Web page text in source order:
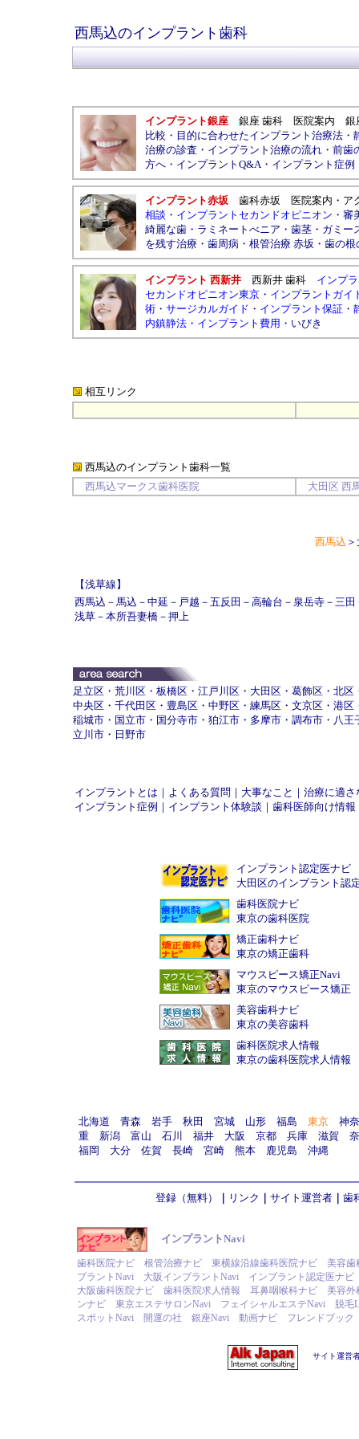
西馬込のインプラント歯科
インプラント銀座 銀座 歯科 医院案内
銀
比較 ・ 目的に合わせたインプラント治療法 ・
治療の診査 ・ インプラント治療の流れ ・ 前歯
方へ ・ インプラントQ&A・ インプラント症例
インプラント赤坂 歯科赤坂 医院案内 ・ ア
相談 ・ インプラントセカンドオピニオン ・ 審
綺麗な歯 ・ ラミネートべニア ・ 歯茎 ・ ガミー
を残す治療 ・ 歯周病 ・ 根管治療 赤坂 ・ 歯の根
インプラント 西新井 西新井 歯科
インプ
セカンドオピニオン東京 ・ インプラントガイ
術 ・ サージカルガイド ・ インプラント保証 ・
内鎮静法 ・ インプラント費用 ・ いびき
相互リンク
西馬込のインプラント歯科一覧
西馬込マークス歯科医院
大田区 西
西馬込 ＞
【浅草線】
西馬込 － 馬込 － 中延 － 戸越 － 五反田 － 高輪台 － 泉岳寺 － 三田
浅草 － 本所吾妻橋 － 押上
足立区・ 荒川区・ 板橋区・ 江戸川区・ 大田区・ 葛飾区・ 北区
中央区・ 千代田区・ 豊島区・ 中野区・ 練馬区・ 文京区・ 港区
稲城市・ 国立市・ 国分寺市・ 狛江市・ 多摩市・ 調布市・ 八王
立川市・ 日野市
インプラントとは ｜ よくある質問 ｜ 大事なこと ｜ 治療に適さ
インプラント症例 ｜ インプラント体験談 ｜ 歯科医師向け情報
インプラント認定医ナビ
大田区のインプラント認
歯科医院ナビ
東京の歯科医院
矯正歯科ナビ
東京の矯正歯科
マウスピース矯正Navi
東京のマウスピース矯正
美容歯科ナビ
東京の美容歯科
歯科医院求人情報
東京の歯科医院求人情報
北海道 青森 岩手 秋田 宮城 山形 福島 東京
神
重
新潟 富山 石川 福井 大阪 京都 兵庫 滋賀
福岡
大分 佐賀 長崎 宮崎 熊本 鹿児島 沖縄
登録（無料） リンク サイト運営者｜ 歯
インプラントNavi
歯科医院ナビ 根管治療ナビ 東横線沿線歯科医院ナビ
美容歯
プラントNavi
大阪インプラントNavi
インプラント認定医ナビ
大阪歯科医院ナビ
歯科医院求人情報 耳鼻咽喉科ナビ
美容外
ンナビ
東京エステサロンNavi フェイシャルエステNavi
脱毛
スポットNavi
開運の社 銀座Navi 動画ナビ フレンドブック
サイト運営